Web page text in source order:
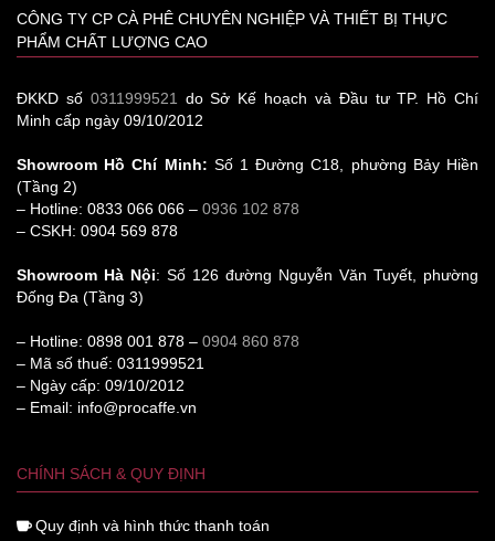
CÔNG TY CP CÀ PHÊ CHUYÊN NGHIỆP VÀ THIẾT BỊ THỰC
PHẨM CHẤT LƯỢNG CAO
ĐKKD số 0311999521
do Sở Kế hoạch và Đầu tư TP. Hồ Chí
Minh cấp ngày 09/10/2012
Showroom Hồ Chí Minh: Số 1 Đường C18, phường Bảy Hiền
(Tầng 2)
– Hotline: 0833 066 066 – 0936 102 878
– CSKH: 0904 569 878
Showroom Hà Nội: Số 126 đường Nguyễn Văn Tuyết, phường
Đống Đa (Tầng 3)
– Hotline: 0898 001 878 – 0904 860 878
– Mã số thuế: 0311999521
– Ngày cấp: 09/10/2012
– Email: info@procaffe.vn
CHÍNH SÁCH & QUY ĐỊNH
Quy định và hình thức thanh toán